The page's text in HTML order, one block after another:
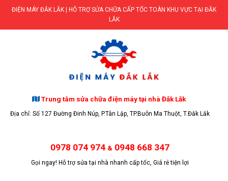
Skip
content
ĐIỆN MÁY ĐẮK LẮK | HỖ TRỢ SỬA CHỮA CẤP TỐC TOÀN KHU VỰC TẠI ĐẮK
LẮK
Trung tâm sửa chữa điện máy tại nhà Đắk Lắk
Địa chỉ: Số 127 Đường Đinh Núp, P.Tân Lập, TP.Buôn Ma Thuột, T.Đắk Lắk
0978 074 974 & 0948 668 347
Gọi ngay! Hỗ trợ sửa tại nhà nhanh cấp tốc, Giá rẻ tiện lợi